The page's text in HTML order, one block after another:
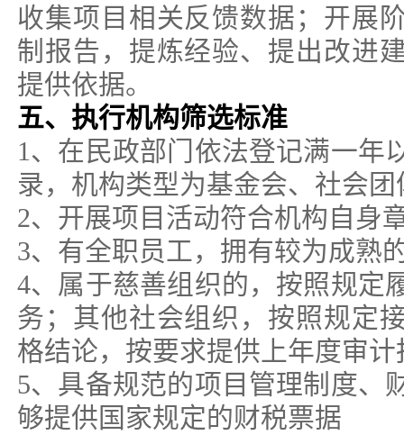
收集项目相关反馈数据；开展
制报告，提炼经验、提出改进
提供依据。
五、执行机构筛选标准
1、在民政部门依法登记满一年
录，机构类型为基金会、社会
2、开展项目活动符合机构自身
3、有全职员工，拥有较为成熟
4、属于慈善组织的，按照规定
务；其他社会组织，按照规定
格结论，按要求提供上年度审计
5、具备规范的项目管理制度、
够提供国家规定的财税票据